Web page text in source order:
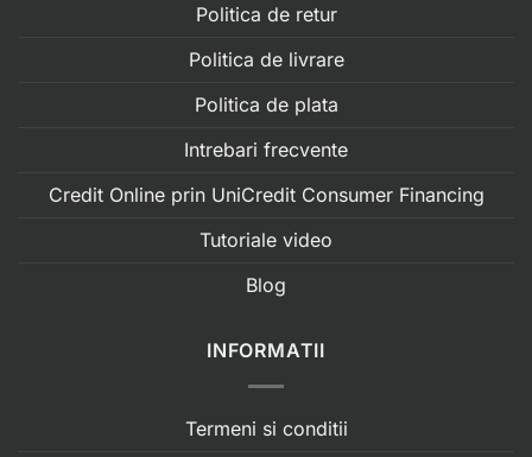
Politica de retur
Politica de livrare
Politica de plata
Intrebari frecvente
Credit Online prin UniCredit Consumer Financing
Tutoriale video
Blog
INFORMATII
Termeni si conditii